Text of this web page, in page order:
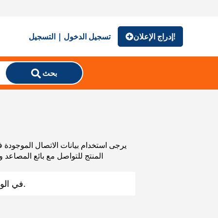
تسجيل الدخول | التسجيل إدراج الإعلان!
بحث
المنتج للتواصل مع بائع
على Mascus في الوقت الحالي. قد تعجبك الخيارات البديلة أدناه.